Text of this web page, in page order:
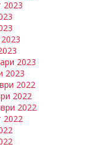
2023
2023
2023
2022
2022
2022
2022